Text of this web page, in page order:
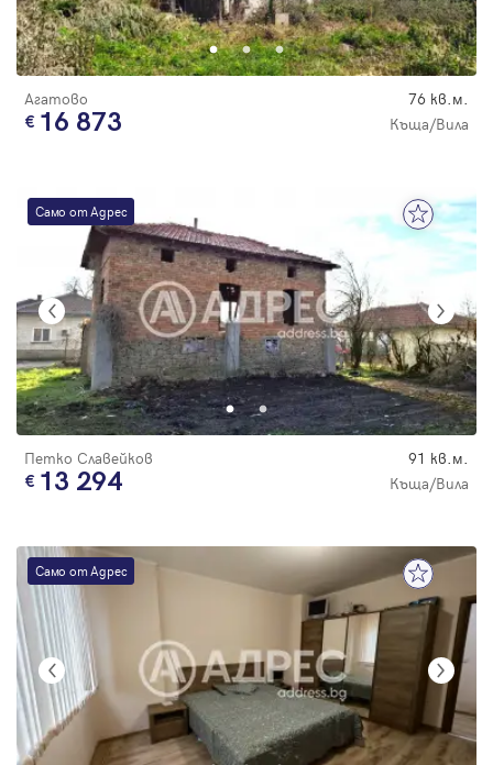
Агатово 76 кв.м.
16 873 Къща/Вила
Само от Адрес
Петко Славейков 91 кв.м.
13 294 Къща/Вила
Само от Адрес
Парола
Забравена парола
Регистрация